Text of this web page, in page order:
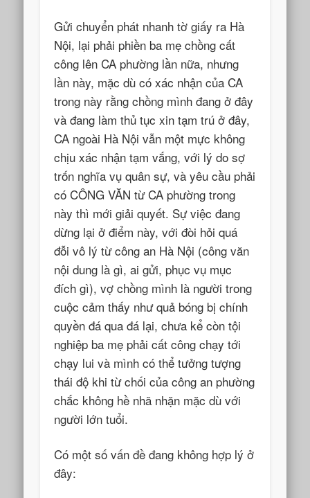
Gửi chuyển phát nhanh tờ giấy ra Hà
Nội, lại phải phiền ba mẹ chồng cất
công lên CA phường lần nữa, nhưng
lần này, mặc dù có xác nhận của CA
trong này rằng chồng mình đang ở đây
và đang làm thủ tục xin tạm trú ở đây,
CA ngoài Hà Nội vẫn một mực không
chịu xác nhận tạm vắng, với lý do sợ
trốn nghĩa vụ quân sự, và yêu cầu phải
có CÔNG VĂN từ CA phường trong
này thì mới giải quyết. Sự việc đang
dừng lại ở điểm này, với đòi hỏi quá
đỗi vô lý từ công an Hà Nội (công văn
nội dung là gì, ai gửi, phục vụ mục
đích gì), vợ chồng mình là người trong
cuộc cảm thấy như quả bóng bị chính
quyền đá qua đá lại, chưa kể còn tội
nghiệp ba mẹ phải cất công chạy tới
chạy lui và mình có thể tưởng tượng
thái độ khi từ chối của công an phường
chắc không hề nhã nhặn mặc dù với
người lớn tuổi.
Có một số vấn đề đang không hợp lý ở
đây: